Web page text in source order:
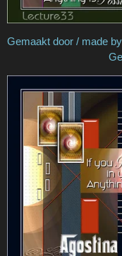
Gemaakt
Gemaakt door